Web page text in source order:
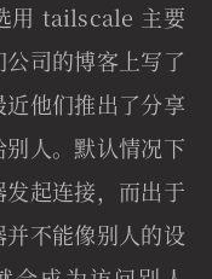
用 tailscale 主要
司的博客上写了
他们推出了分享
人。默认情况下
起连接，而出于
不能像别人的设